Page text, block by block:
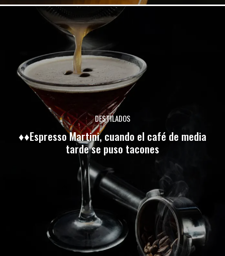
DESTILADOS
♦♦Espresso Martini, cuando el café de media
tarde se puso tacones